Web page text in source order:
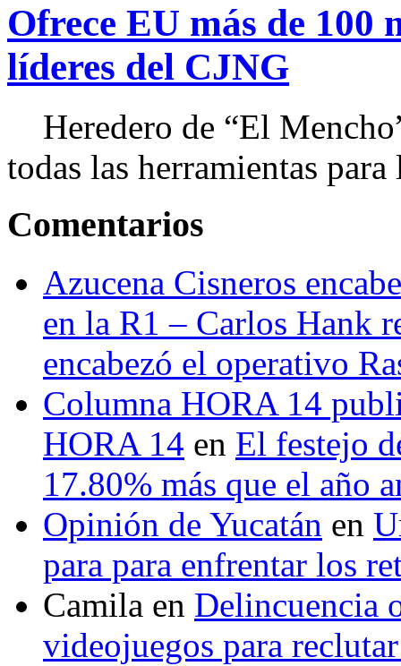
Ofrece EU más de 100
líderes del CJNG
Heredero de “El
todas las herramientas
Comentarios
Azucena Cisneros
en la R1 – Carlos Hank
encabezó el operativo
Columna HORA 14
HORA 14 en El festejo
17.80% más que el año
Opinión de Yucatán en
para para enfrentar los
Camila en Delincuencia
videojuegos para